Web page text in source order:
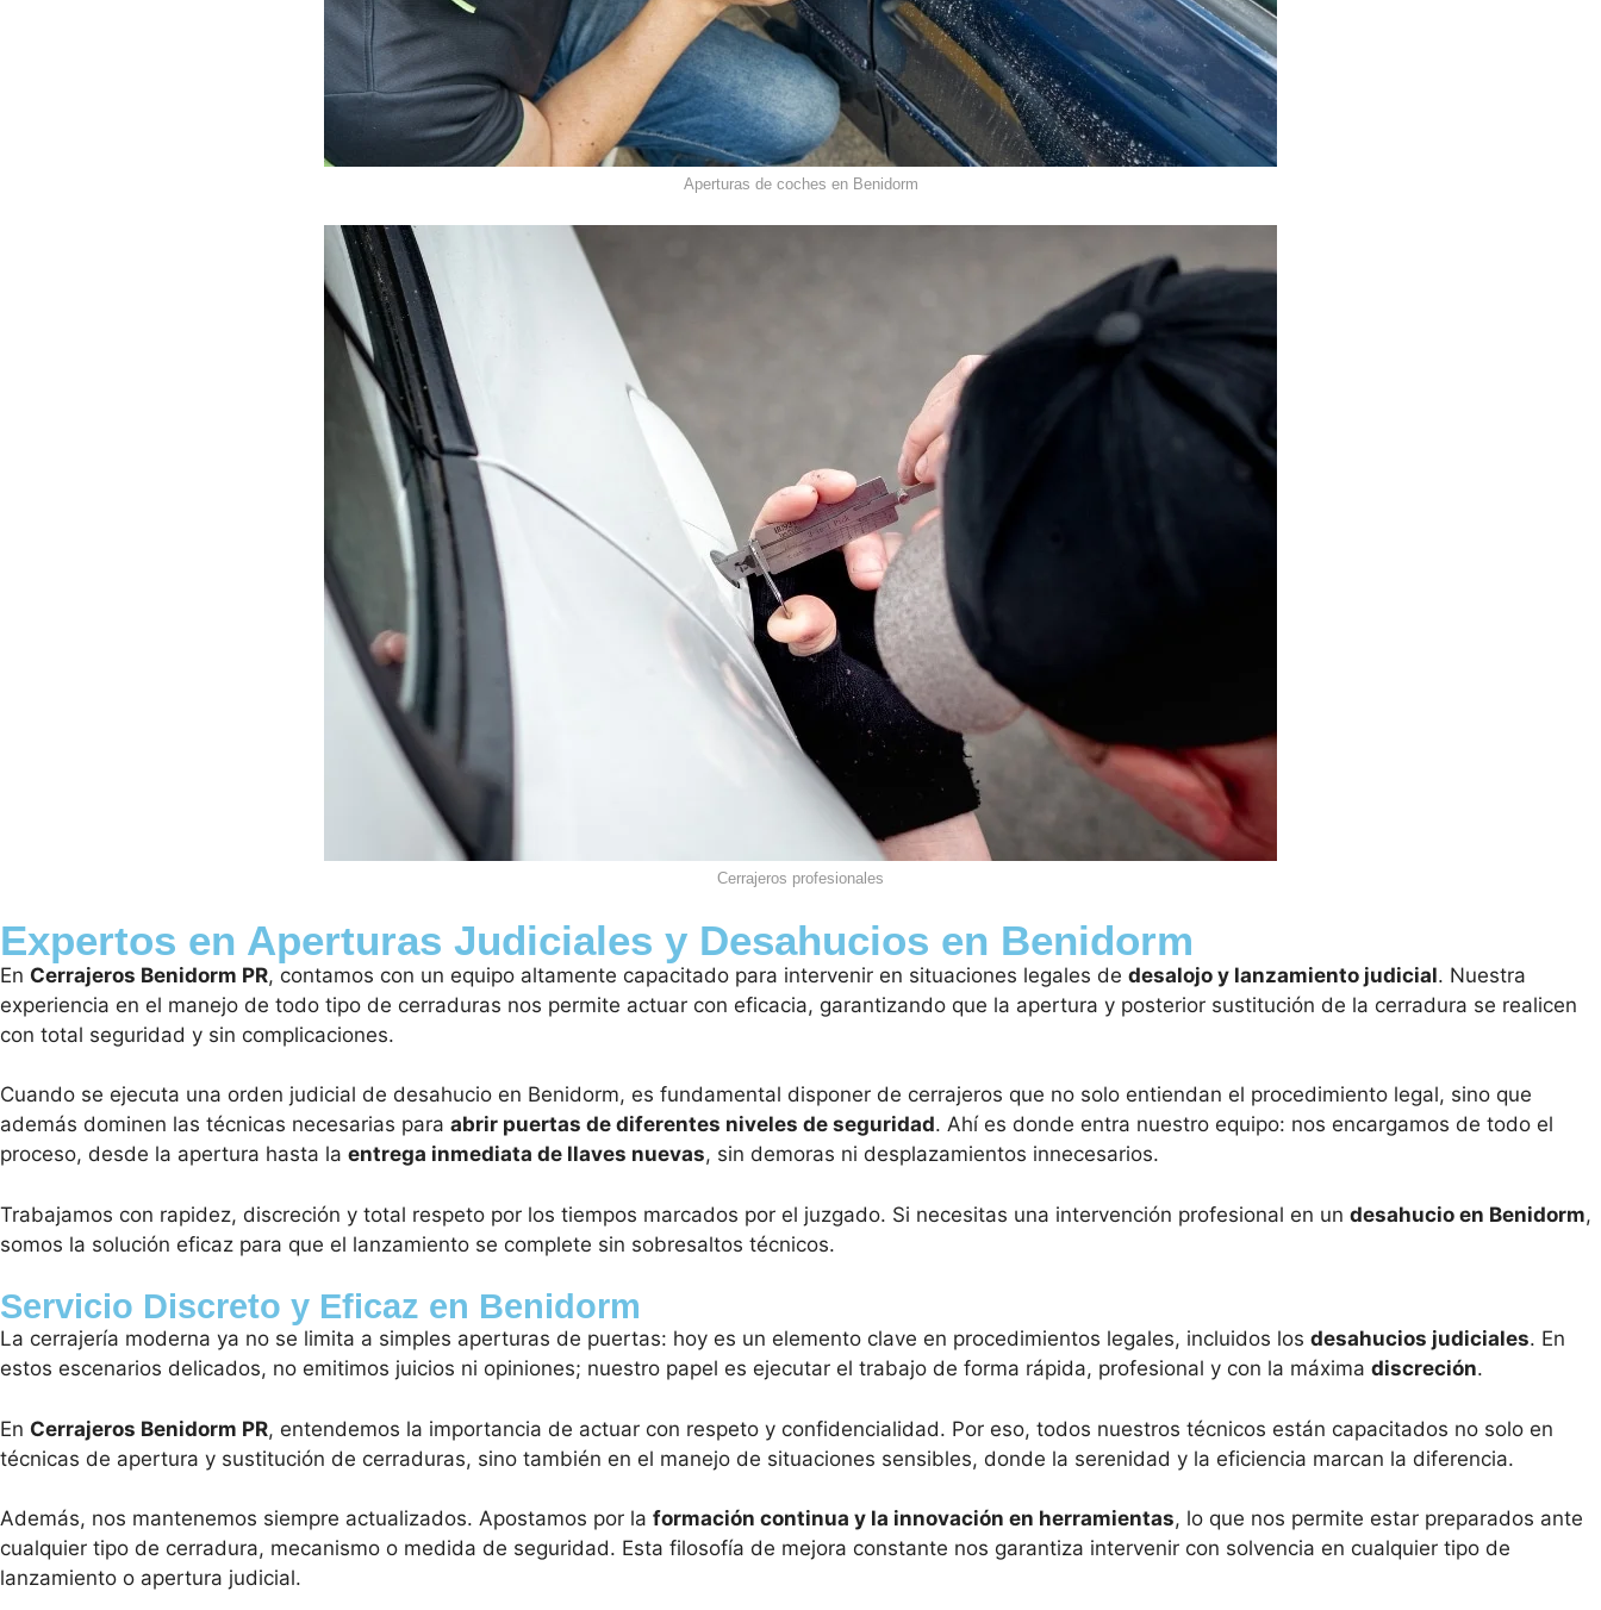
Aperturas de coches en Benidorm
Cerrajeros profesionales
Expertos en Aperturas Judiciales y Desahucios en Benidorm
En Cerrajeros Benidorm PR, contamos con un equipo altamente capacitado para intervenir en situaciones legales de desalojo y lanzamiento judicial. Nuestra
experiencia en el manejo de todo tipo de cerraduras nos permite actuar con eficacia, garantizando que la apertura y posterior sustitución de la cerradura se realicen
con total seguridad y sin complicaciones.
Cuando se ejecuta una orden judicial de desahucio en Benidorm, es fundamental disponer de cerrajeros que no solo entiendan el procedimiento legal, sino que
además dominen las técnicas necesarias para abrir puertas de diferentes niveles de seguridad. Ahí es donde entra nuestro equipo: nos encargamos de todo el
proceso, desde la apertura hasta la entrega inmediata de llaves nuevas, sin demoras ni desplazamientos innecesarios.
Trabajamos con rapidez, discreción y total respeto por los tiempos marcados por el juzgado. Si necesitas una intervención profesional en un desahucio en Benidorm,
somos la solución eficaz para que el lanzamiento se complete sin sobresaltos técnicos.
Servicio Discreto y Eficaz en Benidorm
La cerrajería moderna ya no se limita a simples aperturas de puertas: hoy es un elemento clave en procedimientos legales, incluidos los desahucios judiciales. En
estos escenarios delicados, no emitimos juicios ni opiniones; nuestro papel es ejecutar el trabajo de forma rápida, profesional y con la máxima discreción.
En Cerrajeros Benidorm PR, entendemos la importancia de actuar con respeto y confidencialidad. Por eso, todos nuestros técnicos están capacitados no solo en
técnicas de apertura y sustitución de cerraduras, sino también en el manejo de situaciones sensibles, donde la serenidad y la eficiencia marcan la diferencia.
Además, nos mantenemos siempre actualizados. Apostamos por la formación continua y la innovación en herramientas, lo que nos permite estar preparados ante
cualquier tipo de cerradura, mecanismo o medida de seguridad. Esta filosofía de mejora constante nos garantiza intervenir con solvencia en cualquier tipo de
lanzamiento o apertura judicial.